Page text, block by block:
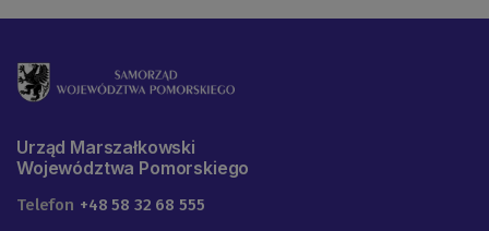
Urząd Marszałkowski
Województwa Pomorskiego
Telefon +48 58 32 68 555